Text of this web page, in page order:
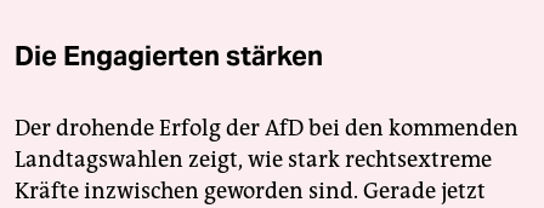
Die Engagierten stärken
Der drohende Erfolg der AfD bei den kommenden
Landtagswahlen zeigt, wie stark rechtsextreme
Kräfte inzwischen geworden sind. Gerade jetzt